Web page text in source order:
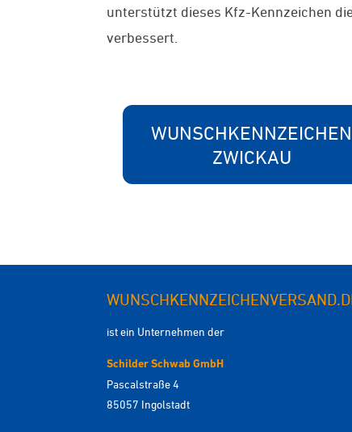
unterstützt dieses Kfz-Kennzeichen
verbessert.
WUNSCHKENNZEICHEN
ZWICKAU
ist ein Unternehmen der
Schilder Schwab GmbH
Pascalstraße 4
85057 Ingolstadt